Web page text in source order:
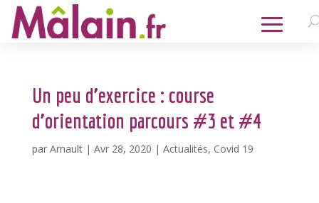
Un peu d’exercice : course
d’orientation parcours #3 et #4
par Arnault| Avr 28, 2020 | Actualités, Covid 19